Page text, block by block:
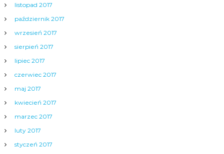
listopad 2017
październik 2017
wrzesień 2017
sierpień 2017
lipiec 2017
czerwiec 2017
maj 2017
kwiecień 2017
marzec 2017
luty 2017
styczeń 2017